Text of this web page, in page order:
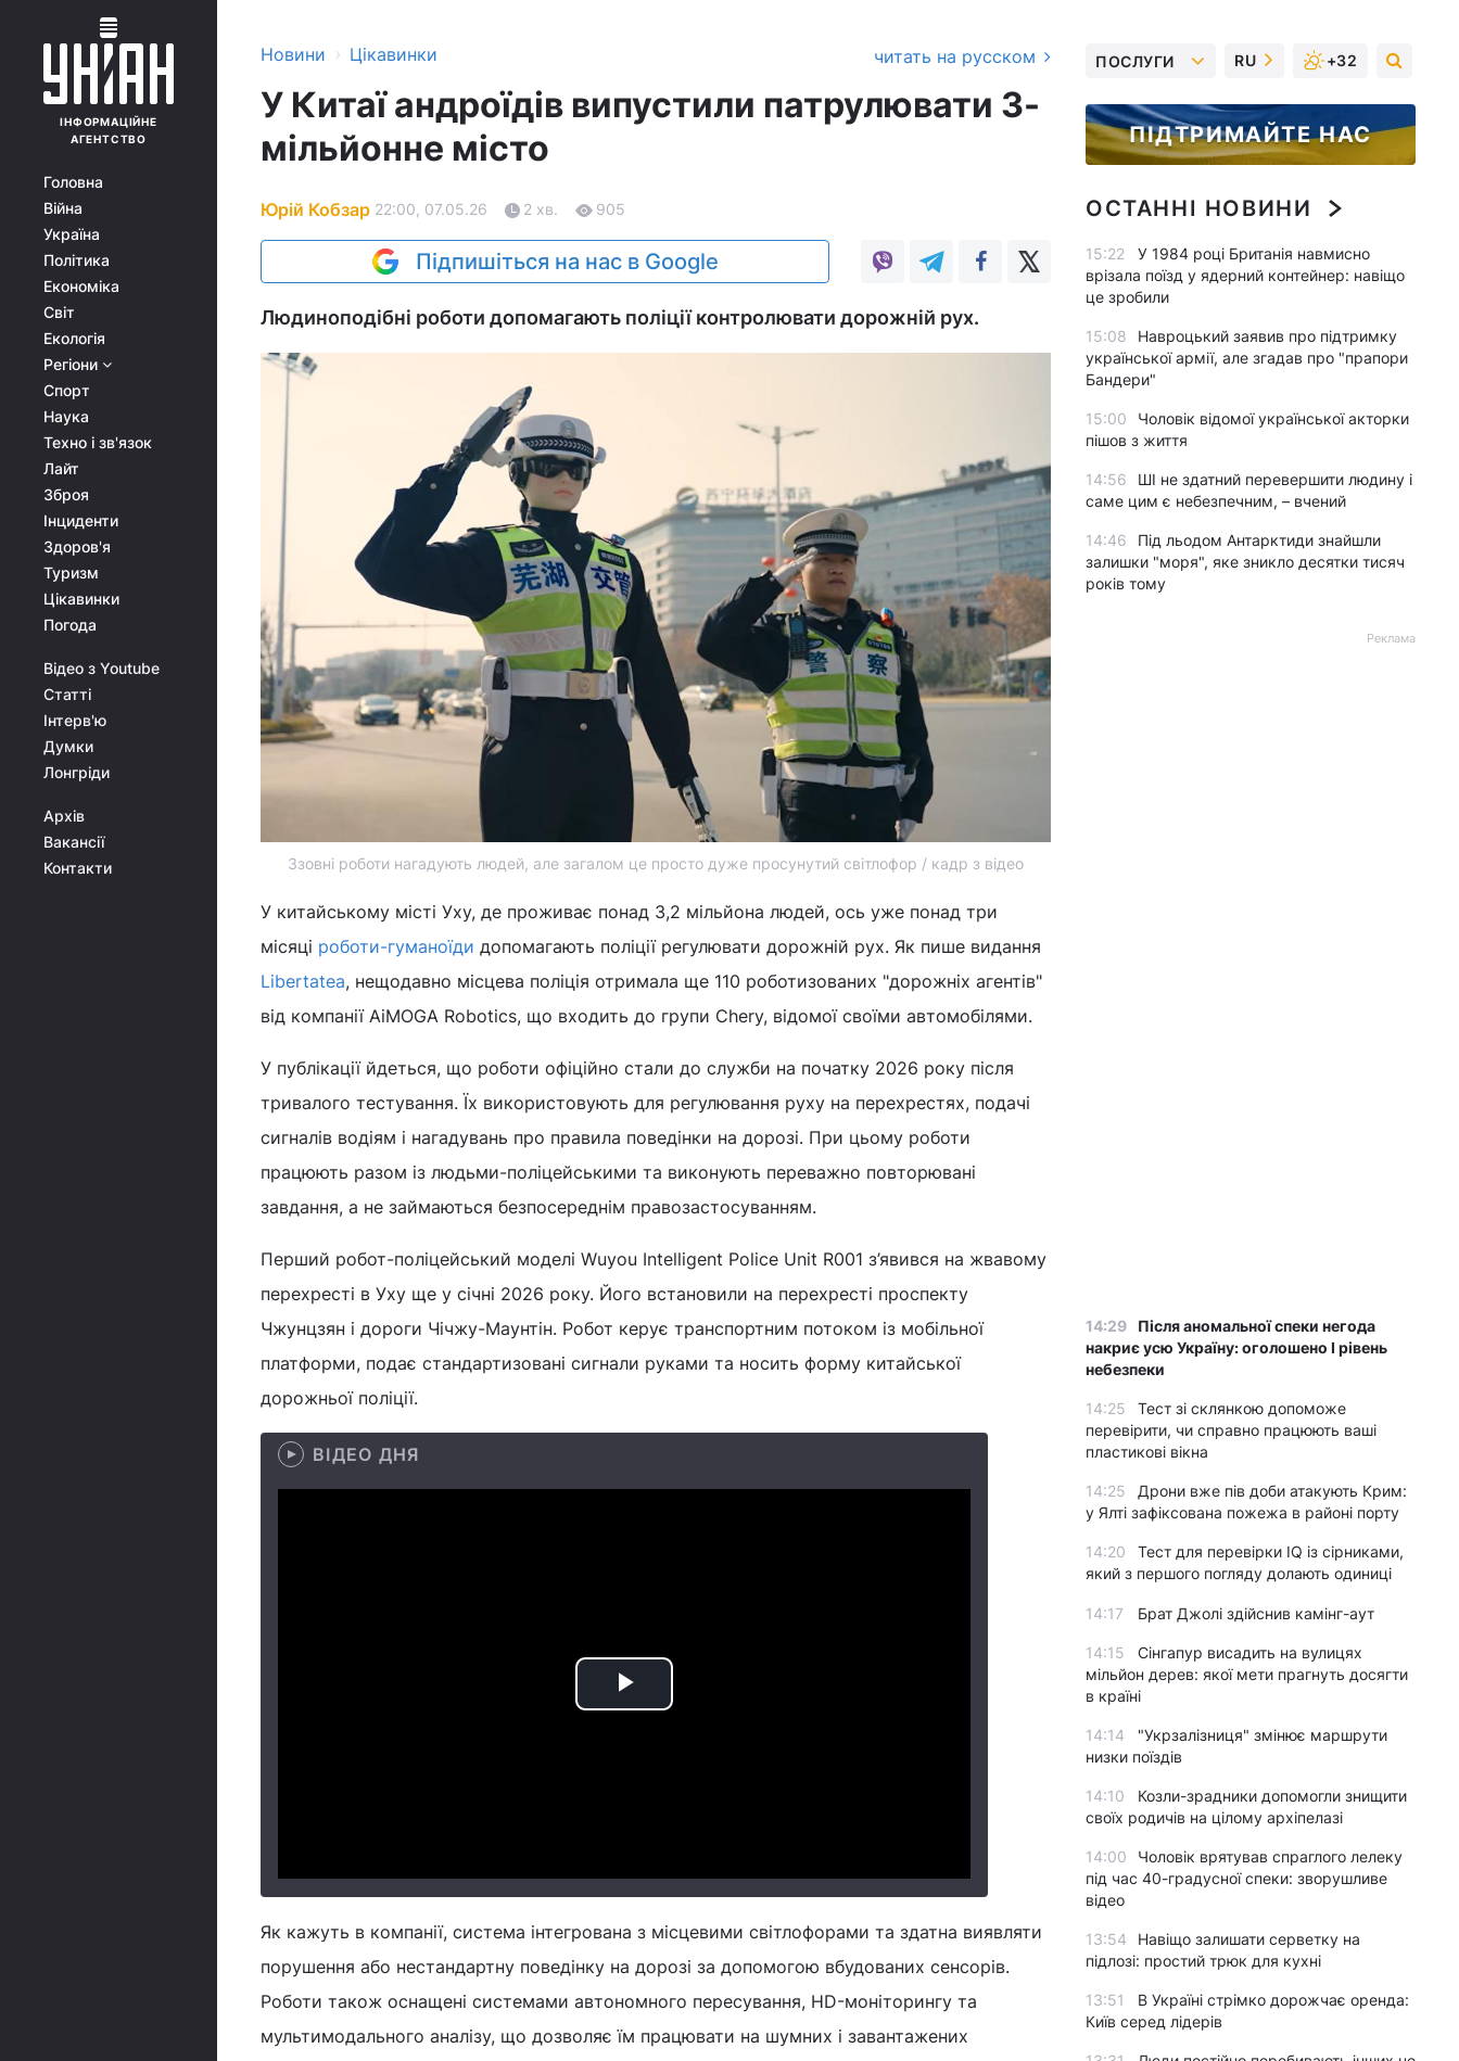
ІНФОРМАЦІЙНЕ
АГЕНТСТВО
Головна
Війна
Україна
Політика
Економіка
Світ
Екологія
Регіони
Спорт
Наука
Техно і зв'язок
Лайт
Зброя
Інциденти
Здоров'я
Туризм
Цікавинки
Погода
Відео з Youtube
Статті
Інтерв'ю
Думки
Лонгріди
Архів
Вакансії
Контакти
Новини › Цікавинки читать на русском
У Китаї андроїдів випустили патрулювати 3-
мільйонне місто
Юрій Кобзар 22:00, 07.05.26 2 хв. 905
Підпишіться на нас в Google
Людиноподібні роботи допомагають поліції контролювати дорожній рух.
Ззовні роботи нагадують людей, але загалом це просто дуже просунутий світлофор / кадр з відео
У китайському місті Уху, де проживає понад 3,2 мільйона людей, ось уже понад три
місяці роботи-гуманоїди допомагають поліції регулювати дорожній рух. Як пише видання
Libertatea, нещодавно місцева поліція отримала ще 110 роботизованих "дорожніх агентів"
від компанії AiMOGA Robotics, що входить до групи Chery, відомої своїми автомобілями.
У публікації йдеться, що роботи офіційно стали до служби на початку 2026 року після
тривалого тестування. Їх використовують для регулювання руху на перехрестях, подачі
сигналів водіям і нагадувань про правила поведінки на дорозі. При цьому роботи
працюють разом із людьми-поліцейськими та виконують переважно повторювані
завдання, а не займаються безпосереднім правозастосуванням.
Перший робот-поліцейський моделі Wuyou Intelligent Police Unit R001 з’явився на жвавому
перехресті в Уху ще у січні 2026 року. Його встановили на перехресті проспекту
Чжунцзян і дороги Чічжу-Маунтін. Робот керує транспортним потоком із мобільної
платформи, подає стандартизовані сигнали руками та носить форму китайської
дорожньої поліції.
ВІДЕО ДНЯ
Play
Як кажуть в компанії, система інтегрована з місцевими світлофорами та здатна виявляти
порушення або нестандартну поведінку на дорозі за допомогою вбудованих сенсорів.
Роботи також оснащені системами автономного пересування, HD-моніторингу та
мультимодального аналізу, що дозволяє їм працювати на шумних і завантажених
ПОСЛУГИ RU +32
ПІДТРИМАЙТЕ НАС
ОСТАННІ НОВИНИ
15:22
У 1984 році Британія навмисно
врізала поїзд у ядерний контейнер: навіщо
це зробили
15:08
Навроцький заявив про підтримку
української армії, але згадав про "прапори
Бандери"
15:00
Чоловік відомої української акторки
пішов з життя
14:56
ШІ не здатний перевершити людину і
саме цим є небезпечним, – вчений
14:46
Під льодом Антарктиди знайшли
залишки "моря", яке зникло десятки тисяч
років тому
Реклама
14:29
Після аномальної спеки негода
накриє усю Україну: оголошено І рівень
небезпеки
14:25
Тест зі склянкою допоможе
перевірити, чи справно працюють ваші
пластикові вікна
14:25
Дрони вже пів доби атакують Крим:
у Ялті зафіксована пожежа в районі порту
14:20
Тест для перевірки IQ із сірниками,
який з першого погляду долають одиниці
14:17 Брат Джолі здійснив камінг-аут
14:15
Сінгапур висадить на вулицях
мільйон дерев: якої мети прагнуть досягти
в країні
14:14
"Укрзалізниця" змінює маршрути
низки поїздів
14:10
Козли-зрадники допомогли знищити
своїх родичів на цілому архіпелазі
14:00
Чоловік врятував спраглого лелеку
під час 40-градусної спеки: зворушливе
відео
13:54
Навіщо залишати серветку на
підлозі: простий трюк для кухні
13:51
В Україні стрімко дорожчає оренда:
Київ серед лідерів